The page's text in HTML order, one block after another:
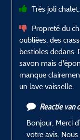
Très joli
Propreté du
oubliées, des
bestioles dedans.
savon mais
manque
un lave vaisselle.
Reactie van
Bonjour, Merci
votre avis.